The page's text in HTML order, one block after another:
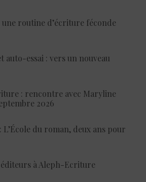
routine d’écriture féconde
auto-essai : vers un nouveau
: rencontre avec Maryline
2026
L’École du roman, deux ans pour
éditeurs à Aleph-Ecriture